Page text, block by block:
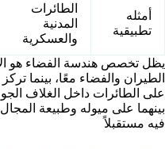
أمثله
تطبيقية
الطائرات
المدنية
والعسكرية
يظل تخصص هندسة الفضاء هو
الطيران والفضاء معًا، بينما
على الطائرات داخل الغلاف
بينهما على ميوله وطبيعة
فيه مستقبلاً